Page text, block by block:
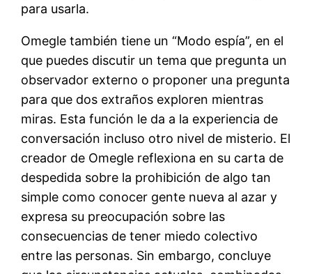
para usarla.
Omegle también tiene un “Modo espía”, en el
que puedes discutir un tema que pregunta un
observador externo o proponer una pregunta
para que dos extraños exploren mientras
miras. Esta función le da a la experiencia de
conversación incluso otro nivel de misterio. El
creador de Omegle reflexiona en su carta de
despedida sobre la prohibición de algo tan
simple como conocer gente nueva al azar y
expresa su preocupación sobre las
consecuencias de tener miedo colectivo
entre las personas. Sin embargo, concluye